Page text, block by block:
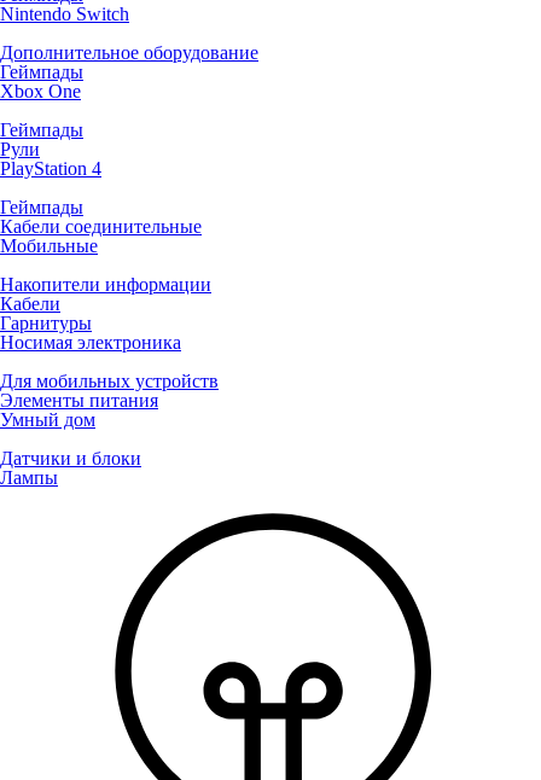
Nintendo Switch
Дополнительное оборудование
Геймпады
Xbox One
Геймпады
Рули
PlayStation 4
Геймпады
Кабели соединительные
Мобильные
Накопители информации
Кабели
Гарнитуры
Носимая электроника
Для мобильных устройств
Элементы питания
Умный дом
Датчики и блоки
Лампы